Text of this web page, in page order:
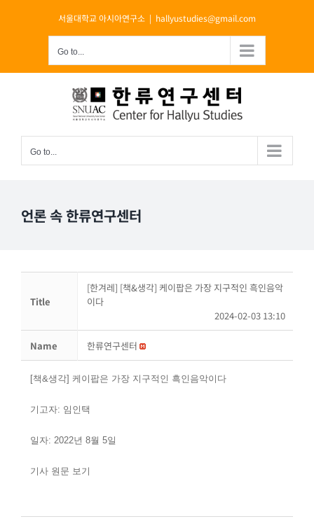
서울대학교 아시아연구소 | hallyustudies@gmail.com
Go to...
Go to...
언론 속 한류연구센터
Title
[한겨레] [책&생각] 케이팝은 가장 지구적인 흑인음악
이다
2024-02-03 13:10
Name 한류연구센터
[책&생각] 케이팝은 가장 지구적인 흑인음악이다
기고자: 임인택
일자: 2022년 8월 5일
기사 원문 보기